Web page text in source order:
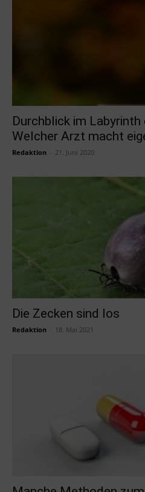
Durchblick im
Welcher Arzt macht
Redaktion 21. Juni 2020
Die Zecken sind los
Redaktion 18. Mai 2021